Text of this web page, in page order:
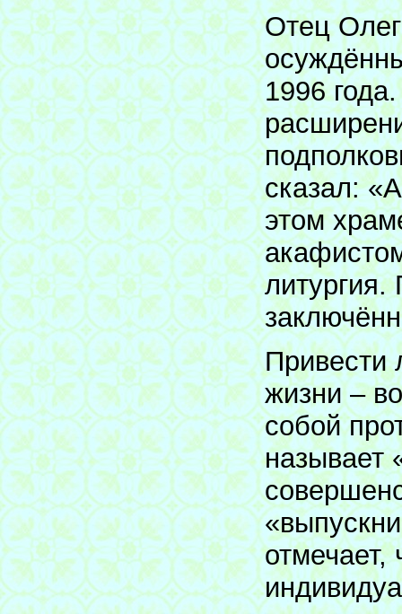
Отец
1996
сказал:
этом
Привести
жизни –
собой
называет